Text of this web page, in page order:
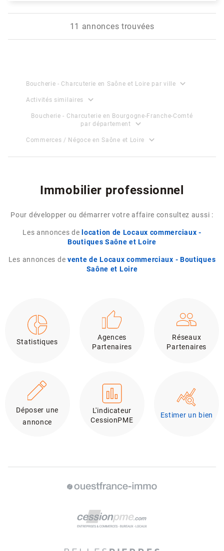
11 annonces trouvées
Boucherie - Charcuterie en Saône et Loire par ville expand_more
Activités similaires expand_more
Boucherie - Charcuterie en Bourgogne-Franche-Comté
par département
expand_more
Commerces / Négoce en Saône et Loire expand_more
Immobilier professionnel
Pour développer ou démarrer votre affaire consultez aussi :
Les annonces de location de Locaux commerciaux -
Boutiques Saône et Loire
Les annonces de vente de Locaux commerciaux - Boutiques
Saône et Loire
Statistiques
Agences
Partenaires
Réseaux
Partenaires
Déposer une
annonce
L'indicateur
CessionPME
Estimer un bien